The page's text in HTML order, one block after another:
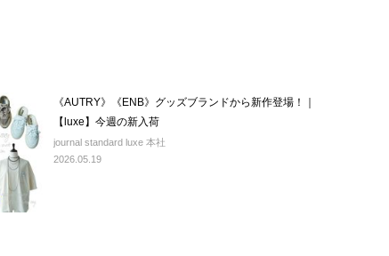
《AUTRY》《ENB》グッズブランドから新作登場！｜
【luxe】今週の新入荷
journal standard luxe 本社
2026.05.19